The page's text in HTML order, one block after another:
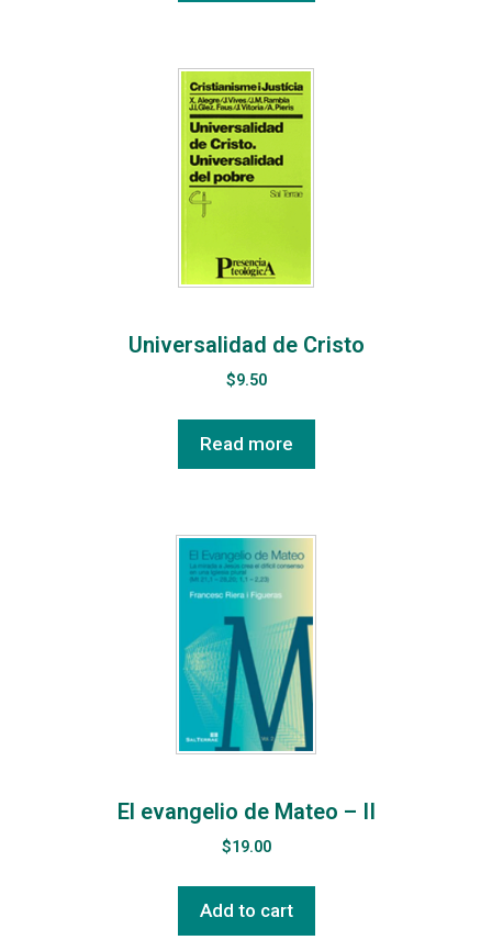
Universalidad de Cristo
$9.50
Read more
El evangelio de Mateo – II
$19.00
Add to cart